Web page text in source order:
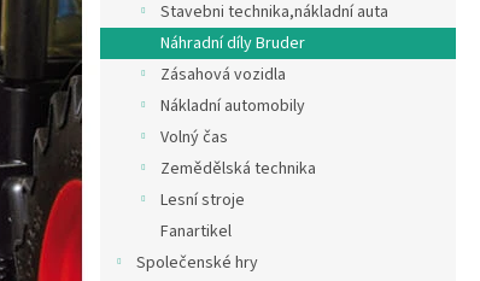
Stavebni technika,nákladní auta
Náhradní díly Bruder
Zásahová vozidla
Nákladní automobily
Volný čas
Zemědělská technika
Lesní stroje
Fanartikel
Společenské hry